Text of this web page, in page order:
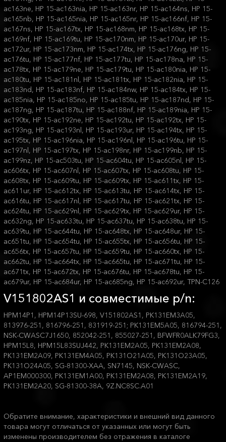
V151802AS1 и совместимые p/n:
HPM14P1, HPM14P13SU-698, V151802AS1, PK131EM3A05,
813976-251, 816796-251, 831919-251; PK131EM5A05, 816794-251,
NSK-CWASC7J1650, 852042-251, 855027-251, BFWFR0ALK79FG3,
HPM15L8, HPM15L83SUJ442, PK131EM2A05, PK131EM2A08,
PK131EM2A09, PK131EM4A05, PK131O21A05, PK131O23A05,
PK131O24A05, SG-81300-XAA, SN7145, NSK-CWASC,
AP1EM000300, PK131EM1A00, PK131EM2A08, PK131EM2A19,
PK131EM2A20, SG-81300-38A, 9Z.NC8SC.A01
Обратите внимание, характеристики и внешний вид данного
товара могут отличаться от указанных или могут быть
изменены производителем без отражения в каталоге